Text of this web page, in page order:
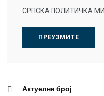
СРПСКА ПОЛИТИЧКА
ПРЕУЗМИТЕ
Актуелни број